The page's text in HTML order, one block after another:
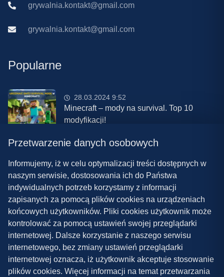
grywalnia.kontakt@gmail.com
grywalnia.kontakt@gmail.com
Popularne
28.03.2024 9:52
Minecraft – mody na survival. Top 10
modyfikacji!
08.03.2024 13:28
Najlepsze mody do ETS 2 w 2024 roku –
nowa paczka!
Polityka prywatności
Współpraca
Przetwarzenie danych osobowych
Informujemy, iż w celu optymalizacji treści dostępnych w
naszym serwisie, dostosowania ich do Państwa
indywidualnych potrzeb korzystamy z informacji
zapisanych za pomocą plików cookies na urządzeniach
końcowych użytkowników. Pliki cookies użytkownik może
kontrolować za pomocą ustawień swojej przeglądarki
internetowej. Dalsze korzystanie z naszego serwisu
internetowego, bez zmiany ustawień przeglądarki
internetowej oznacza, iż użytkownik akceptuje stosowanie
plików cookies. Więcej informacji na temat przetwarzania